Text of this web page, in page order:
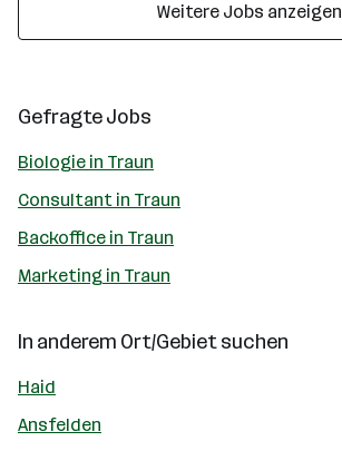
Weitere Jobs anzeigen
Gefragte Jobs
Biologie in Traun
Consultant in Traun
Backoffice in Traun
Marketing in Traun
In anderem Ort/Gebiet suchen
Haid
Ansfelden